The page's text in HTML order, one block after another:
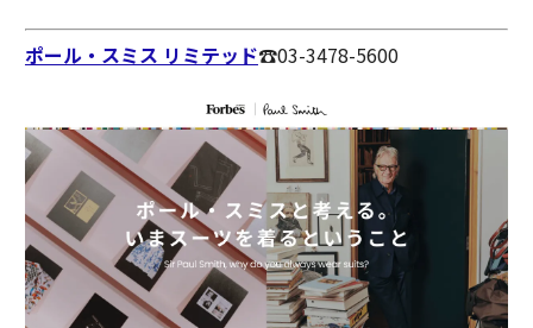
ポール・スミス リミテッド☎︎03-3478-5600